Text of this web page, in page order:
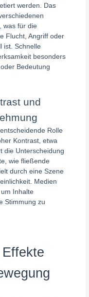
werden. Das
was für die
Flucht, Angriff oder
ist. Schnelle
besonders
Bedeutung
und
Rolle
Kontrast, etwa
die Unterscheidung
wie fließende
durch eine Szene
Medien
Inhalte
Stimmung zu